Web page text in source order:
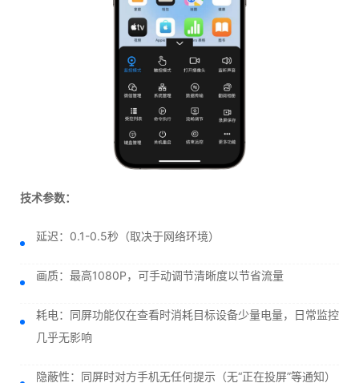
技术参数：
延迟：0.1-0.5秒（取决于网络环境）
画质：最高1080P，可手动调节清晰度以节省流量
耗电：同屏功能仅在查看时消耗目标设备少量电量，日常监控
几乎无影响
隐蔽性：同屏时对方手机无任何提示（无“正在投屏”等通知）